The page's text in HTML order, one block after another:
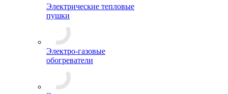
Электрические тепловые
пушки
Электро-газовые
обогреватели